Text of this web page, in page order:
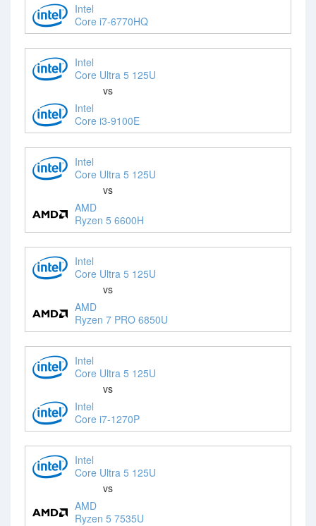
Intel
Core i7-6770HQ
Intel
Core Ultra 5 125U
vs
Intel
Core i3-9100E
Intel
Core Ultra 5 125U
vs
AMD
Ryzen 5 6600H
Intel
Core Ultra 5 125U
vs
AMD
Ryzen 7 PRO 6850U
Intel
Core Ultra 5 125U
vs
Intel
Core i7-1270P
Intel
Core Ultra 5 125U
vs
AMD
Ryzen 5 7535U